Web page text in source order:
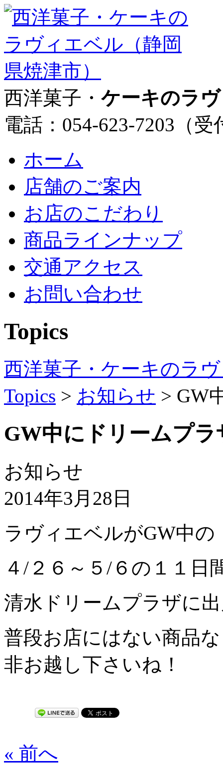
西洋菓子・ ケーキのラ
電話：054-623-7203（
ホーム
店舗のご案内
お店のこだわり
商品ラインナップ
交通アクセス
お問い合わせ
Topics
西洋菓子・ケーキのラ
Topics > お知らせ > GW
GW中にドリームプラ
お知らせ
2014年3月28日
ラヴィエベルがGW中の
４/２６～５/６の１１日
清水ドリームプラザに
普段お店にはない商品
非お越し下さいね！
« 前へ